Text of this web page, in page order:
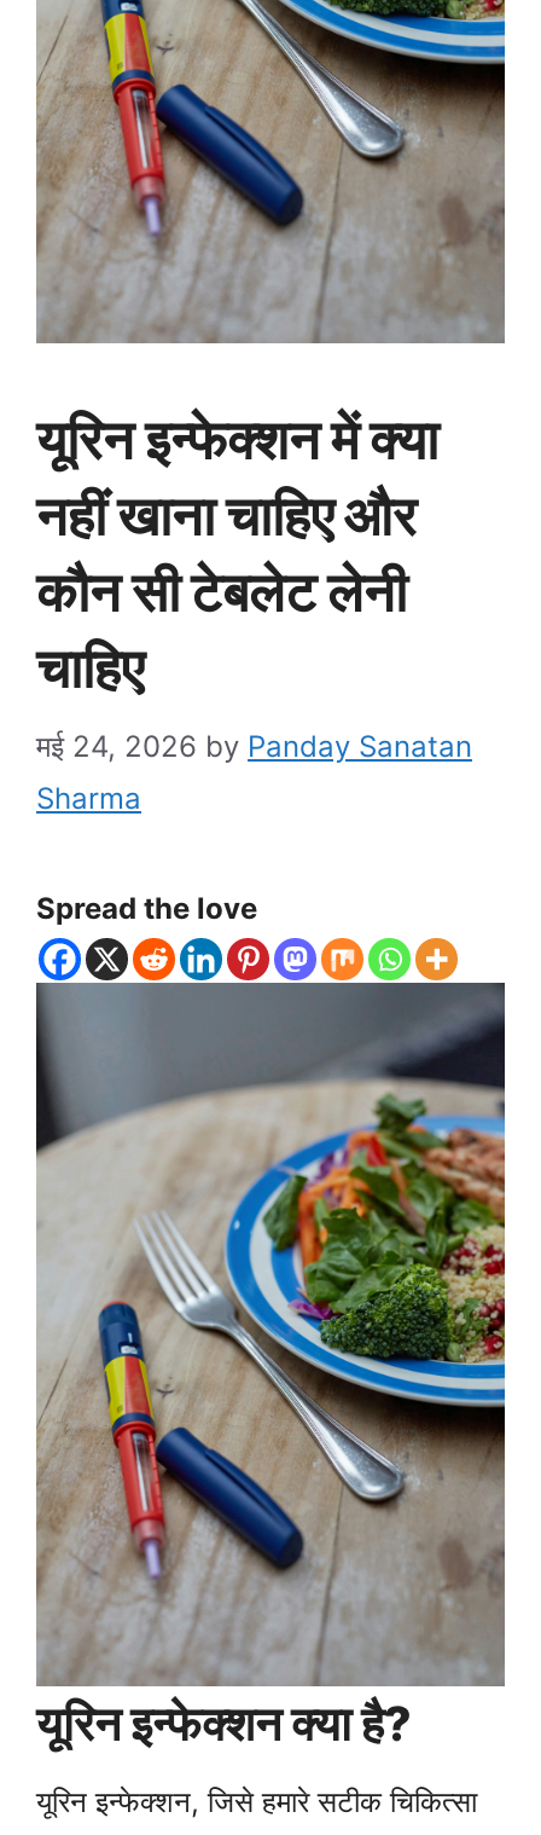
यूरिन इन्फेक्शन में क्या
नहीं खाना चाहिए और
कौन सी टेबलेट लेनी
चाहिए
मई 24, 2026 by Panday Sanatan
Sharma
Spread the love
यूरिन इन्फेक्शन क्या है?
यूरिन इन्फेक्शन, जिसे हमारे सटीक चिकित्सा